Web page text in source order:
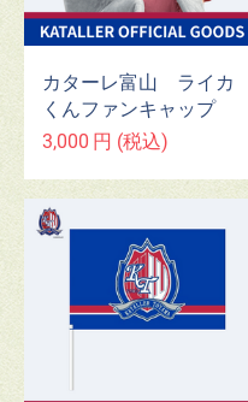
カターレ富山 ライカ
くんファンキャップ
3,000 円 (税込)